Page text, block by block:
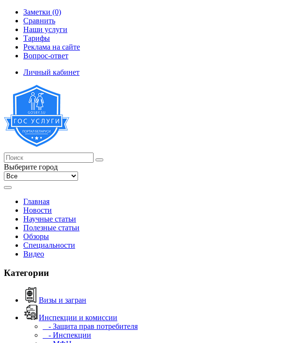
Заметки (0)
Сравнить
Наши услуги
Тарифы
Реклама на сайте
Вопрос-ответ
Личный кабинет
Выберите город
Главная
Новости
Научные статьи
Полезные статьи
Обзоры
Специальности
Видео
Категории
Визы и загран
Инспекции и комиссии
- Защита прав потребителя
- Инспекции